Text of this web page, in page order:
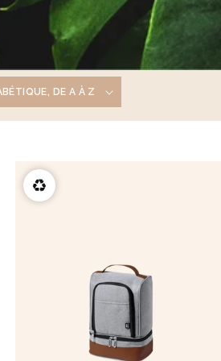
Lucien
à partir de
♻️